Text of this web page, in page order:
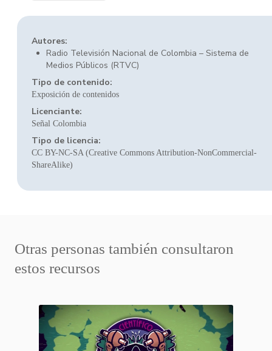
Autores:
Radio Televisión Nacional de Colombia – Sistema de
Medios Públicos (RTVC)
Tipo de contenido:
Exposición de contenidos
Licenciante:
Señal Colombia
Tipo de licencia:
CC BY-NC-SA (Creative Commons Attribution-NonCommercial-
ShareAlike)
Otras personas también consultaron
estos recursos